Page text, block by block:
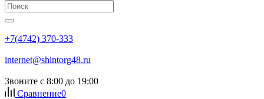
+7(4742) 370-333
internet@shintorg48.ru
Звоните с 8:00 до 19:00
Сравнение0